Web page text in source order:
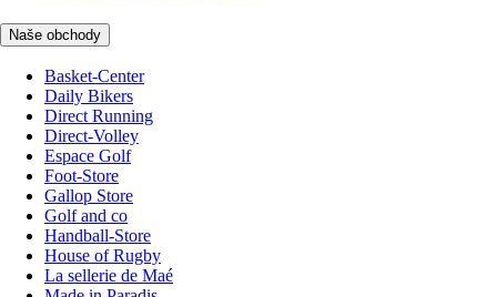
Naše obchody
Basket-Center
Daily Bikers
Direct Running
Direct-Volley
Espace Golf
Foot-Store
Gallop Store
Golf and co
Handball-Store
House of Rugby
La sellerie de Maé